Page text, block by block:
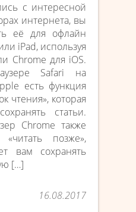
с интересной
интернета, вы
её для офлайн
iPad, используя
Chrome для iOS.
Safari на
есть функция
чтения», которая
статьи.
Chrome также
позже»,
вам сохранять
[…]
16.08.2017